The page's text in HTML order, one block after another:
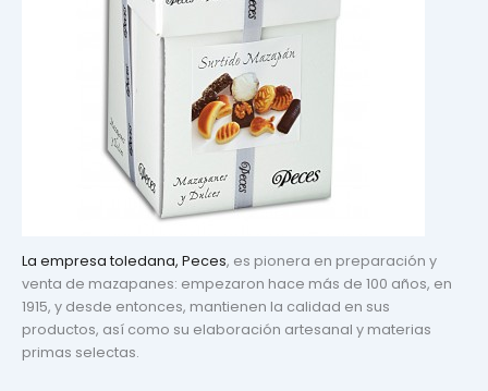
La empresa toledana, Peces, es pionera en preparación y
venta de mazapanes: empezaron hace más de 100 años, en
1915, y desde entonces, mantienen la calidad en sus
productos, así como su elaboración artesanal y materias
primas selectas.